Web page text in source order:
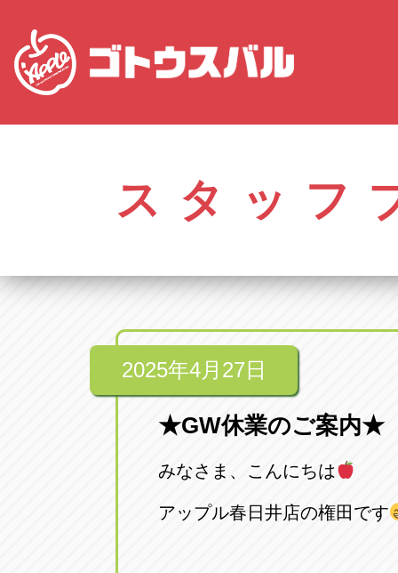
アップル
0561-84-
アップル
0586-28-
アップル
0568-85-
愛知県春日井市柏井町4-43-1
アップル春日井中央店
愛知県瀬戸市美濃池町29-1
アップル一宮22号店
愛知県一宮市朝日3-4-12
アップル春日井店
愛知県春日井市八田町2-1-16
スタッフ
2025年4月27日
★GW休業のご案内★
みなさま、こんにちは
アップル春日井店の権田です